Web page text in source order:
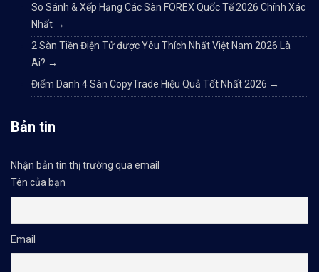
So Sánh & Xếp Hạng Các Sàn FOREX Quốc Tế 2026 Chính Xác
Nhất →
2 Sàn Tiền Điện Tử được Yêu Thích Nhất Việt Nam 2026 Là
Ai? →
Điểm Danh 4 Sàn CopyTrade Hiệu Quả Tốt Nhất 2026 →
Bản tin
Nhận bản tin thị trường qua email
Tên của bạn
Email